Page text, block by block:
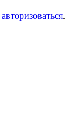
авторизоваться.